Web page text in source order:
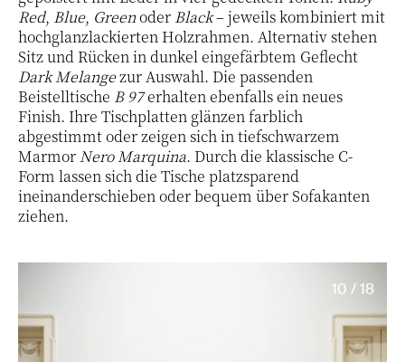
Red, Blue, Greenoder Black– jeweils kombiniert mit
hochglanzlackierten Holzrahmen. Alternativ stehen
Sitz und Rücken in dunkel eingefärbtem Geflecht
Dark Melangezur Auswahl. Die passenden
Beistelltische B 97erhalten ebenfalls ein neues
Finish. Ihre Tischplatten glänzen farblich
abgestimmt oder zeigen sich in tiefschwarzem
MarmorNero Marquina. Durch die klassische C-
Form lassen sich die Tische platzsparend
ineinanderschieben oder bequem über Sofakanten
ziehen.
10 / 18